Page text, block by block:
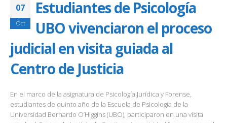
07
Oct
Estudiantes de Psicología
UBO vivenciaron el proceso
judicial en visita guiada al
Centro de Justicia
En el marco de la asignatura de Psicología Jurídica y Forense,
estudiantes de quinto año de la Escuela de Psicología de la
Universidad Bernardo O’Higgins (UBO), participaron en una visita